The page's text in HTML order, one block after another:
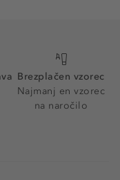
Brezplačen vzorec
Najmanj en vzorec
na naročilo